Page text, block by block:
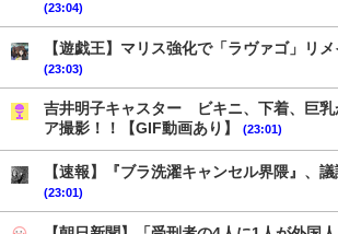
(23:04)
【遊戯王】マリス強化で「ラヴァゴ」リ
(23:03)
吉井明子キャスター ビキニ、下着、巨乳
ア撮影！！【GIF動画あり】
(23:01)
【速報】『ブラ洗濯キャンセル界隈』、
(23:01)